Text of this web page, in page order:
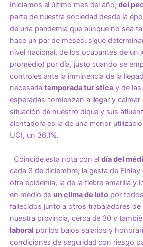
Iniciamos el último mes del año, del
parte de nuestra sociedad desde la
de una pandemia que aunque no sea
hace un par de meses, sigue
nivel nacional, de los ocupantes de un
promedio) por día, justo cuando se
controles ante la inminencia de la
necesaria temporada turística y de las
esperadas comienzan a llegar y calmar
situación de nuestro dique y sus
alentadora es la de una menor
UCI, un 36,1%.
Coincide esta nota con el día del
cada 3 de diciembre, la gesta de Finlay
otra epidemia, la de la fiebre amarilla y
en medio de un clima de luto por
fallecidos junto a otros trabajadores de
nuestra provincia, cerca de 30 y
laboral por los bajos salarios y
condiciones de seguridad con riesgo